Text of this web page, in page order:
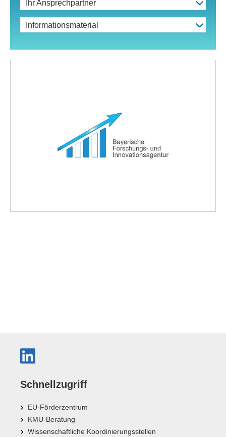
Ihr Ansprechpartner
Informationsmaterial
Schnellzugriff
EU-Förderzentrum
KMU-Beratung
Wissenschaftliche Koordinierungsstellen